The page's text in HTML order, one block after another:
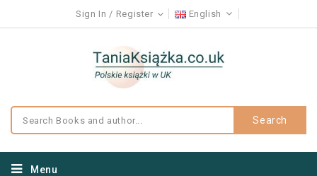
Sign In Register English
Search
Menu